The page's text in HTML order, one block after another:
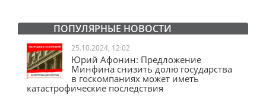
ПОПУЛЯРНЫЕ НОВОСТИ
25.10.2024, 12:02
Юрий Афонин: Предложение
Минфина снизить долю государства
в госкомпаниях может иметь
катастрофические последствия